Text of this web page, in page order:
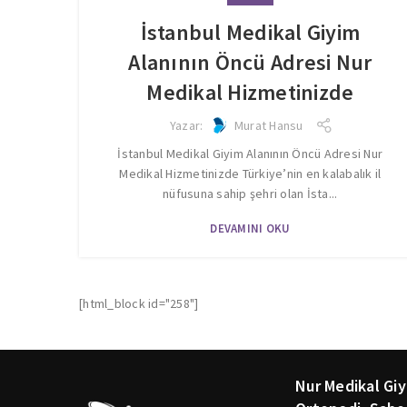
İstanbul Medikal Giyim
Alanının Öncü Adresi Nur
Medikal Hizmetinizde
Yazar:
Murat Hansu
İstanbul Medikal Giyim Alanının Öncü Adresi Nur
Medikal Hizmetinizde Türkiye’nin en kalabalık il
nüfusuna sahip şehri olan İsta...
DEVAMINI OKU
[html_block id="258"]
Nur Medikal